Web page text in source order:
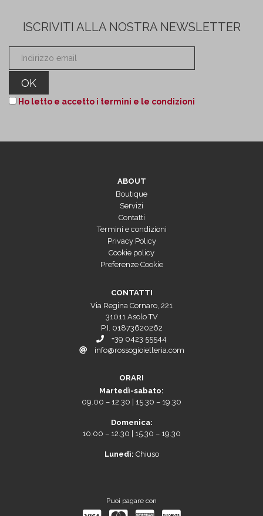
ISCRIVITI ALLA NOSTRA NEWSLETTER
Ho letto e accetto i termini e le condizioni
ABOUT
Boutique
Servizi
Contatti
Termini e condizioni
Privacy Policy
Cookie policy
Preferenze Cookie
CONTATTI
Via Regina Cornaro, 221
31011 Asolo TV
P.I. 01873620262
+39 0423 55544
info@rossogioielleria.com
ORARI
Martedì-sabato:
09.00 – 12.30 | 15.30 – 19.30
Domenica:
10.00 – 12.30 | 15.30 – 19.30
Lunedì: Chiuso
Puoi pagare con